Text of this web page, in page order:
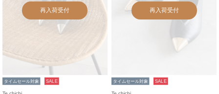
再入荷受付
タイムセール対象 SALE
再入荷受付
タイムセール対象 SALE